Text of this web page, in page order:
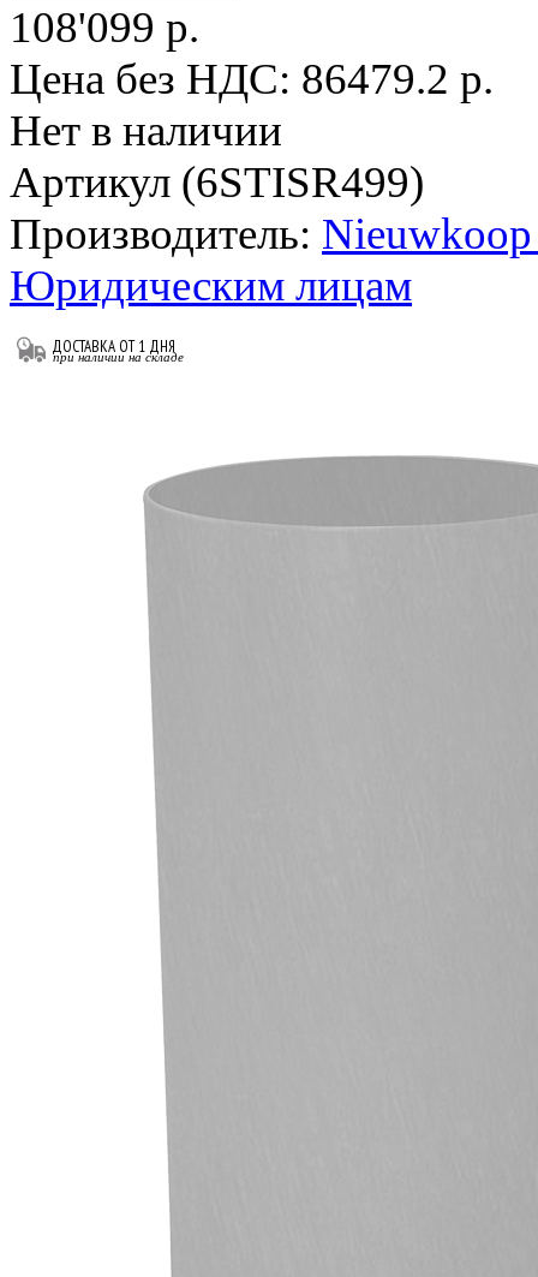
108'099 р.
Цена без НДС: 86479.2 р.
Нет в наличии
Артикул (6STISR499)
Производитель:
Юридическим лицам
ДОСТАВКА ОТ 1 ДНЯ
при наличии на складе